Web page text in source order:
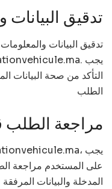
تدقيق
تدقيق البيانات
التأكد من صحة البيانات
الطلب
مراجعة الطلب
على المستخدم مراجعة
المدخلة والبيانات المرفقة